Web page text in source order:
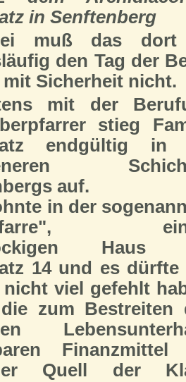
in Senftenberg
muß das dort
den Tag der
mit Sicherheit nicht.
mit der
stieg
endgültig in
auf.
in der
Haus
14 und es dürfte
nicht viel gefehlt
zum Bestreiten
Finanzmittel
Quell der